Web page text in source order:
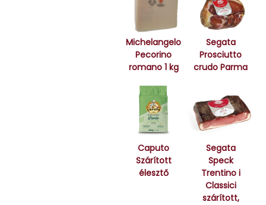
Michelangelo
Pecorino
romano 1 kg
Segata
Prosciutto
crudo Parma
Caputo
Szárított
élesztő
Segata
Speck
Trentino i
Classici
szárított,